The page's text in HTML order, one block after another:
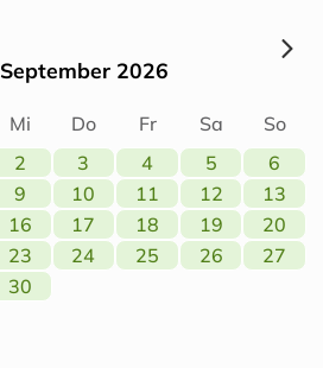
September 2026
Mi Do Fr Sa
So
2 3 4 5
6
9 10 11 12
13
16 17 18 19
20
23 24 25 26
27
30